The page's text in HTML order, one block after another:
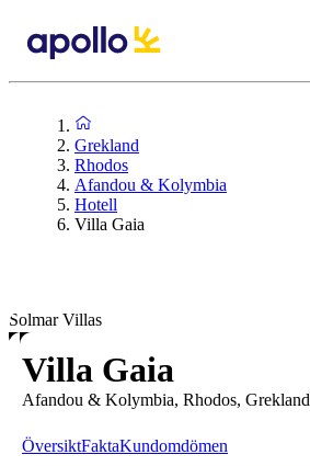
Grekland
Rhodos
Afandou & Kolymbia
Hotell
Villa Gaia
Solmar Villas
Villa Gaia
Afandou & Kolymbia, Rhodos, Grekland
ÖversiktFaktaKundomdömen